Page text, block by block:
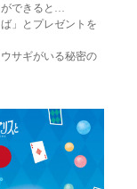
できると…
」とプレゼントを
サギがいる秘密の